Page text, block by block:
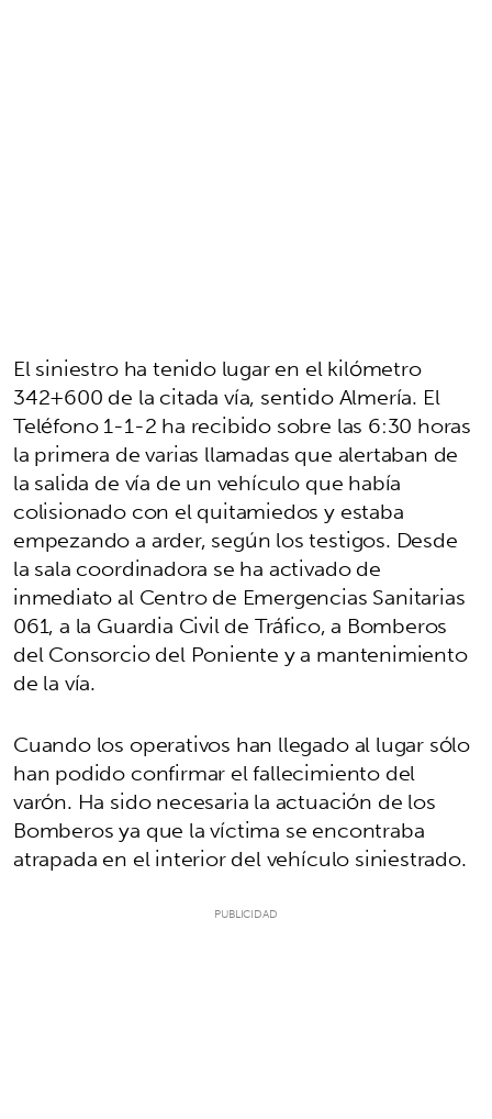
El siniestro ha tenido lugar en el kilómetro
342+600 de la citada vía, sentido Almería. El
Teléfono 1-1-2 ha recibido sobre las 6:30 horas
la primera de varias llamadas que alertaban de
la salida de vía de un vehículo que había
colisionado con el quitamiedos y estaba
empezando a arder, según los testigos. Desde
la sala coordinadora se ha activado de
inmediato al Centro de Emergencias Sanitarias
061, a la Guardia Civil de Tráfico, a Bomberos
del Consorcio del Poniente y a mantenimiento
de la vía.
Cuando los operativos han llegado al lugar sólo
han podido confirmar el fallecimiento del
varón. Ha sido necesaria la actuación de los
Bomberos ya que la víctima se encontraba
atrapada en el interior del vehículo siniestrado.